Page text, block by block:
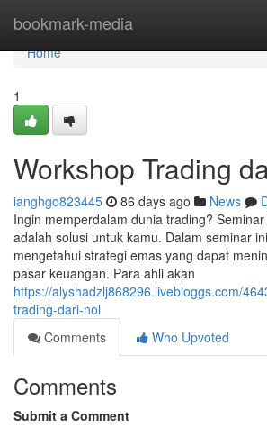
bookmark-media
Home
Home
1
Workshop Trading
ianghgo823445 86 days ago News
Ingin memperdalam dunia trading?
adalah solusi untuk kamu. Dalam seminar
mengetahui strategi emas yang dapat
pasar keuangan. Para ahli akan
https://alyshadzlj868296.livebloggs.com/
trading-dari-nol
Comments
Who Upvoted
Comments
Submit a Comment